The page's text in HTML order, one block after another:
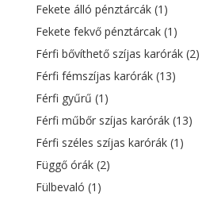
Fekete álló pénztárcák (1)
Fekete fekvő pénztárcak (1)
Férfi bővíthető szíjas karórák (2)
Férfi fémszíjas karórák (13)
Férfi gyűrű (1)
Férfi műbőr szíjas karórák (13)
Férfi széles szíjas karórák (1)
Függő órák (2)
Fülbevaló (1)